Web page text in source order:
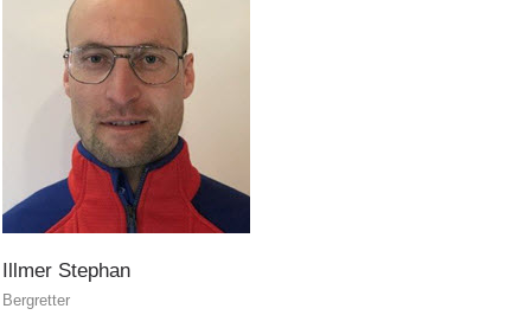
Secours alpin
Illmer Stephan
Bergretter